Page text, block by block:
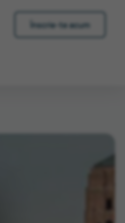
Înscrie-te acum